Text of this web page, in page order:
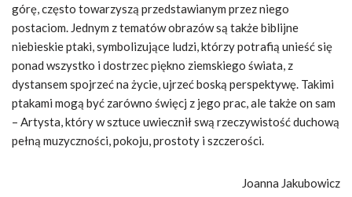
górę, często towarzyszą przedstawianym przez niego
postaciom. Jednym z tematów obrazów są także biblijne
niebieskie ptaki, symbolizujące ludzi, którzy potrafią unieść się
ponad wszystko i dostrzec piękno ziemskiego świata, z
dystansem spojrzeć na życie, ujrzeć boską perspektywę. Takimi
ptakami mogą być zarówno święcj z jego prac, ale także on sam
– Artysta, który w sztuce uwiecznił swą rzeczywistość duchową
pełną muzyczności, pokoju, prostoty i szczerości.
Joanna Jakubowicz